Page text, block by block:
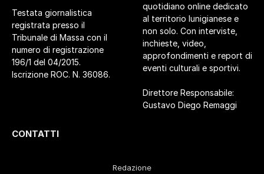
Testata giornalistica
registrata presso il
Tribunale di Massa con il
numero di registrazione
196/1 del 04/2015.
Iscrizione ROC. N. 36086.
quotidiano online dedicato
al territorio lunigianese e
non solo. Con interviste,
inchieste, video,
approfondimenti e report di
eventi culturali e sportivi.
Direttore Responsabile:
Gustavo Diego Remaggi
CONTATTI
Redazione